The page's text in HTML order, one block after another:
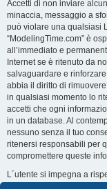
Accetti di non inviare
minaccia, messaggio a
può violare una qualsiasi
“ModelingTime.com” è
all’immediato e
Internet se è ritenuto da
salvaguardare e
abbia il diritto di
in qualsiasi momento lo
accetti che ogni
in un database. Al
nessuno senza il tuo
ritenersi responsabili per
compromettere queste
L´utente si impegna a